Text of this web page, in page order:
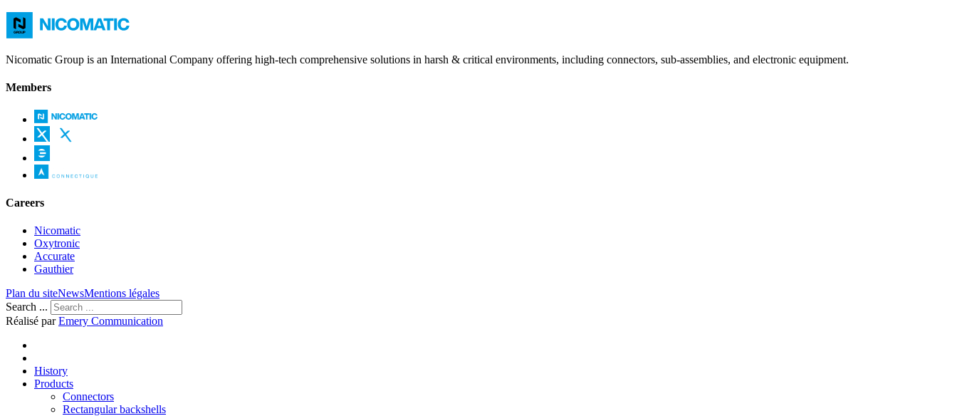
Nicomatic Group is an International Company offering high-tech comprehensive solutions in harsh & critical environments, including connectors, sub-assemblies, and electronic equipment.
Members
Careers
Nicomatic
Oxytronic
Accurate
Gauthier
Plan du siteNewsMentions légales
Search ...
Réalisé parEmery Communication
History
Products
Connectors
Rectangular backshells